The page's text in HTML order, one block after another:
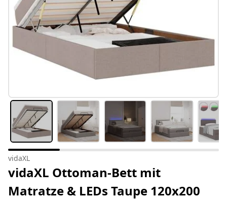
vidaXL
vidaXL Ottoman-Bett mit
Matratze & LEDs Taupe 120x200